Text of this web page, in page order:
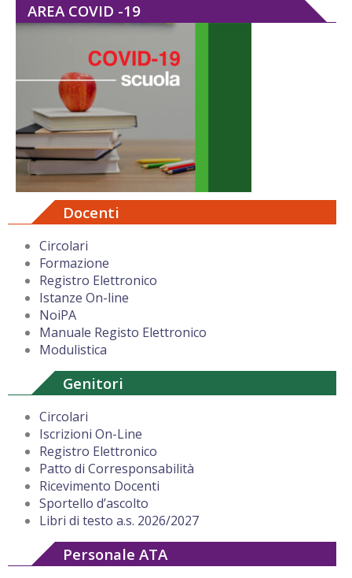
AREA COVID -19
Docenti
Circolari
Formazione
Registro Elettronico
Istanze On-line
NoiPA
Manuale Registo Elettronico
Modulistica
Genitori
Circolari
Iscrizioni On-Line
Registro Elettronico
Patto di Corresponsabilità
Ricevimento Docenti
Sportello d’ascolto
Libri di testo a.s. 2026/2027
Personale ATA